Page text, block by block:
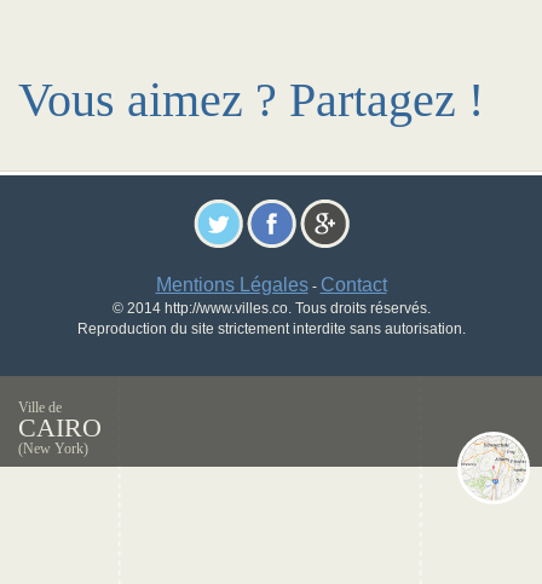
Vous aimez ? Partagez !
Mentions Légales- Contact
© 2014 http://www.villes.co. Tous droits réservés.
Reproduction du site strictement interdite sans autorisation.
Ville de
CAIRO
(New York)